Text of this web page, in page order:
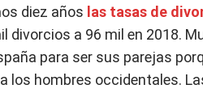
diez años las tasas de
divorcios a 96 mil en 2018.
para ser sus parejas
los hombres occidentales.